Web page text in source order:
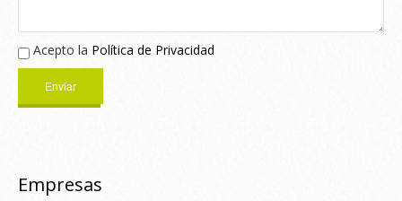
Acepto la Política de Privacidad
Empresas